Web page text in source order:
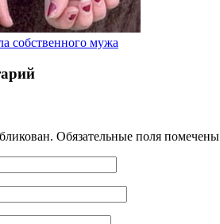
собственного мужа
Обязательные поля помечены